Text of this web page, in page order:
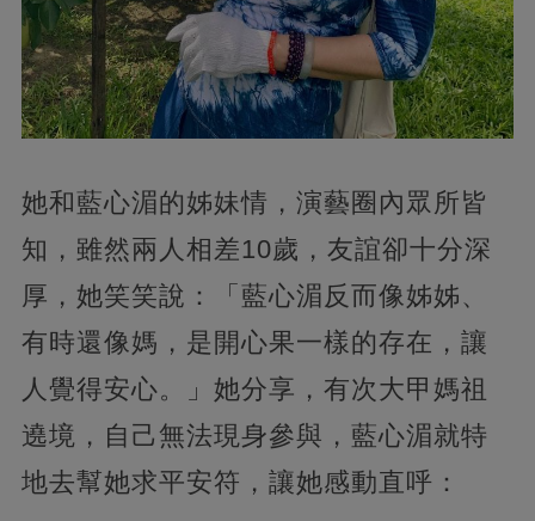
她和藍心湄的姊妹情，演藝圈內眾所皆
知，雖然兩人相差10歲，友誼卻十分深
厚，她笑笑說：「藍心湄反而像姊姊、
有時還像媽，是開心果一樣的存在，讓
人覺得安心。」她分享，有次大甲媽祖
遶境，自己無法現身參與，藍心湄就特
地去幫她求平安符，讓她感動直呼：